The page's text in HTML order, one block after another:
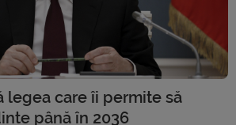
legea care îi permite să
până în 2036